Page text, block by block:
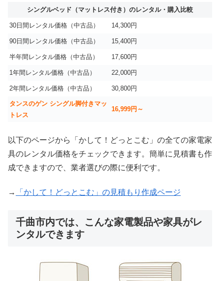
シングルベッド（マットレス付き）のレンタル・購入比較
30日間レンタル価格（中古品） 14,300円
90日間レンタル価格（中古品） 15,400円
半年間レンタル価格（中古品） 17,600円
1年間レンタル価格（中古品） 22,000円
2年間レンタル価格（中古品） 30,800円
タンスのゲン シングル脚付きマッ
トレス
16,999円～
以下のページから「かして！どっとこむ」の全ての家電家
具のレンタル価格をチェックできます。簡単に見積書も作
成できますので、業者選びの際に便利です。
→ 「かして！どっとこむ」の見積もり作成ページ
千曲市内では、こんな家電製品や家具がレ
ンタルできます